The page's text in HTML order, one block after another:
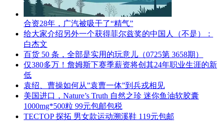
合资28年，广汽被吸干了“精气”
给大家介绍另外一个获得菲尔兹奖的中国人（不是）：
白杰文
百货 50 条，全部是实用的玩意儿（0725第 3658期）
仅380多万！詹姆斯下赛季薪资将创其24年职业生涯的新
低
袁绍、曹操如何从”袁曹一体”到兵戎相见
美国进口，Nature’s Truth 自然之珍 迷你鱼油软胶囊
1000mg*500粒 99元包邮包税
TECTOP 探拓 男女款运动溯溪鞋 119元包邮